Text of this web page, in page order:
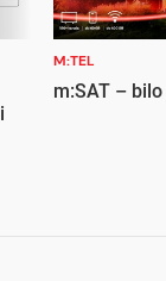
M:TEL
m:SAT –